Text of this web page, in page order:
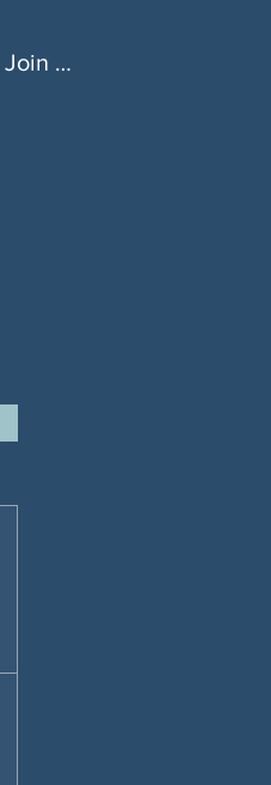
Join or Log In